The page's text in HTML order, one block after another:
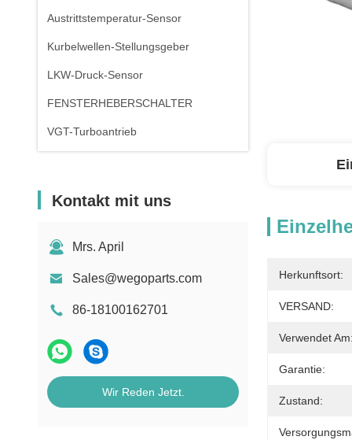
Austrittstemperatur-Sensor
Kurbelwellen-Stellungsgeber
LKW-Druck-Sensor
FENSTERHEBERSCHALTER
VGT-Turboantrieb
Kontakt mit uns
Mrs. April
Sales@wegoparts.com
86-18100162701
Wir Reden Jetzt.
Herkunftsort:
VERSAND:
Verwendet
Garantie:
Zustand: